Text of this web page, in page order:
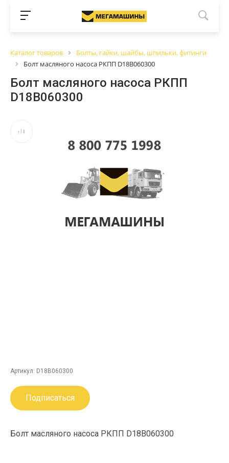
Каталог товаров
Болты, гайки, шайбы, шпильки, фитинги
Болт масляного насоса РКПП D18B060300
Болт масляного насоса РКПП
D18B060300
Артикул: D18B060300
Подписаться
Болт масляного насоса РКПП D18B060300